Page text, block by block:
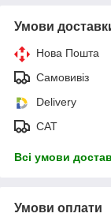
Умови
Нова Пошта
Самовивіз
Delivery
САТ
Всі умови
Умови оплати